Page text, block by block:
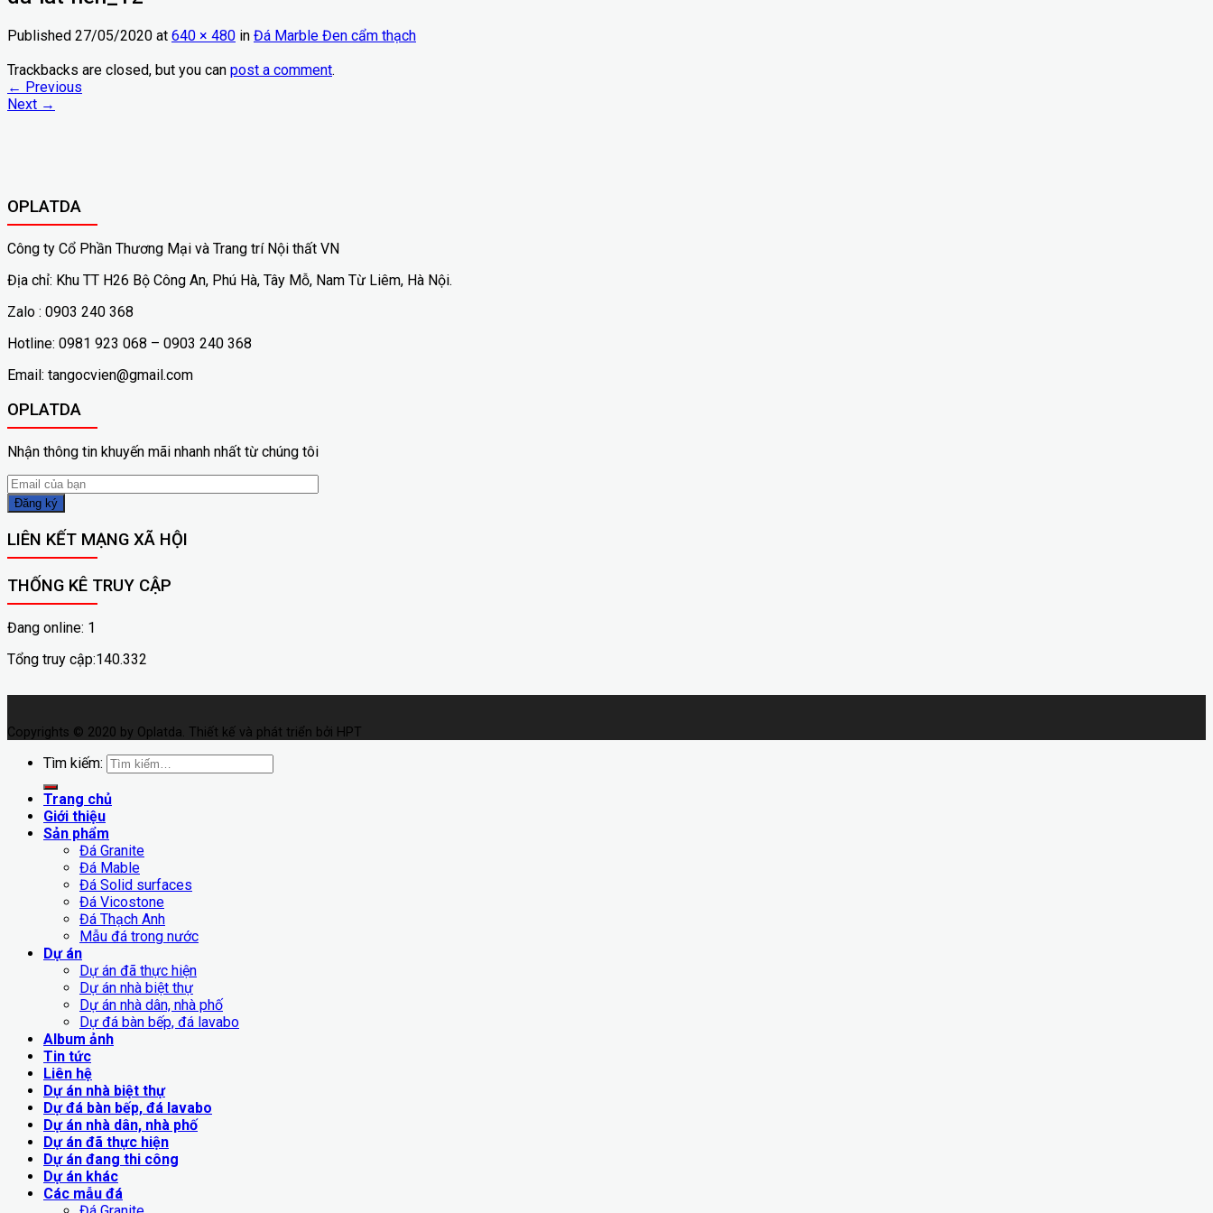
Published 27/05/2020 at 640 × 480 in Đá Marble Đen cẩm thạch
Trackbacks are closed, but you can post a comment.
← Previous
Next →
OPLATDA
Công ty Cổ Phần Thương Mại và Trang trí Nội thất VN
Địa chỉ: Khu TT H26 Bộ Công An, Phú Hà, Tây Mỗ, Nam Từ Liêm, Hà Nội.
Zalo : 0903 240 368
Hotline: 0981 923 068 – 0903 240 368
Email: tangocvien@gmail.com
OPLATDA
Nhận thông tin khuyến mãi nhanh nhất từ chúng tôi
LIÊN KẾT MẠNG XÃ HỘI
THỐNG KÊ TRUY CẬP
Đang online: 1
Tổng truy cập:140.332
Copyrights © 2020 by Oplatda. Thiết kế và phát triển bởi HPT
Tìm kiếm:
Trang chủ
Giới thiệu
Sản phẩm
Đá Granite
Đá Mable
Đá Solid surfaces
Đá Vicostone
Đá Thạch Anh
Mẫu đá trong nước
Dự án
Dự án đã thực hiện
Dự án nhà biệt thự
Dự án nhà dân, nhà phố
Dự đá bàn bếp, đá lavabo
Album ảnh
Tin tức
Liên hệ
Dự án nhà biệt thự
Dự đá bàn bếp, đá lavabo
Dự án nhà dân, nhà phố
Dự án đã thực hiện
Dự án đang thi công
Dự án khác
Các mẫu đá